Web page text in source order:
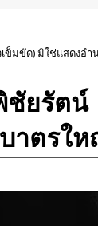
ข็มขัด) มิใช่แสดงอำ
ชัยรัตน์
าตรให